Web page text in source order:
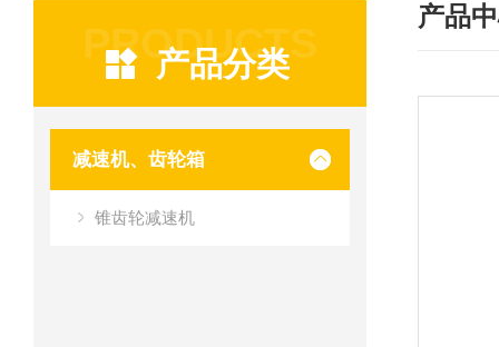
PRODUCTS
产品分类
减速机、齿轮箱
锥齿轮减速机
产品